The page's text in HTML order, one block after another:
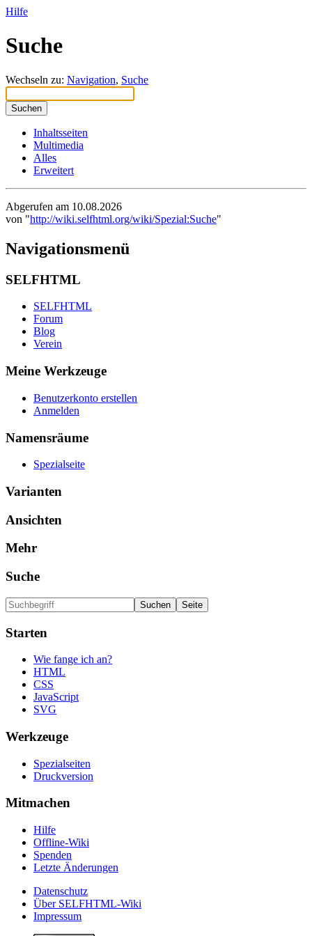
Hilfe
Suche
Wechseln zu: Navigation, Suche
Suchen
Inhaltsseiten
Multimedia
Alles
Erweitert
Abgerufen am 10.08.2026
von "http://wiki.selfhtml.org/wiki/Spezial:Suche"
Navigationsmenü
SELFHTML
SELFHTML
Forum
Blog
Verein
Meine Werkzeuge
Benutzerkonto erstellen
Anmelden
Namensräume
Spezialseite
Varianten
Ansichten
Mehr
Suche
Starten
Wie fange ich an?
HTML
CSS
JavaScript
SVG
Werkzeuge
Spezialseiten
Druckversion
Mitmachen
Hilfe
Offline-Wiki
Spenden
Letzte Änderungen
Datenschutz
Über SELFHTML-Wiki
Impressum